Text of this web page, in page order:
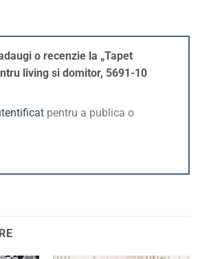
o recenzie la „Tapet
living si domitor, 5691-10
pentru a publica o